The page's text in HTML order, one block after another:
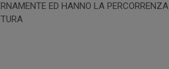
ED HANNO LA PERCORRENZA